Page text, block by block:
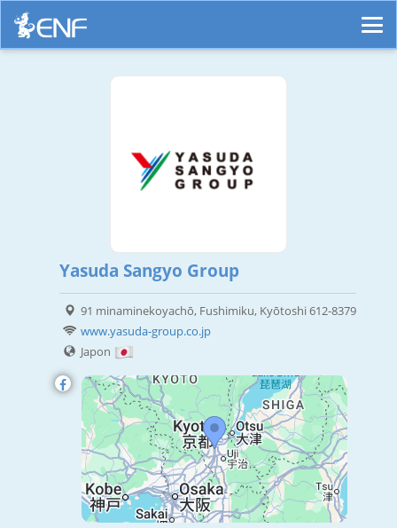
Yasuda Sangyo Group
91 minaminekoyachō, Fushimiku, Kyōtoshi 612-8379
www.yasuda-group.co.jp
Japon